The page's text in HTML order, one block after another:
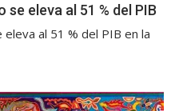
eleva al 51 % del PIB
al 51 % del PIB en la